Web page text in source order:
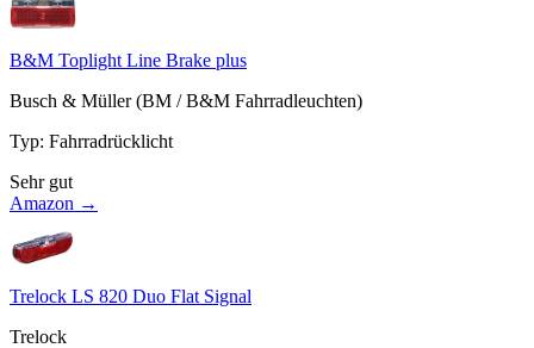
B&M Toplight Line Brake plus
Busch & Müller (BM / B&M Fahrradleuchten)
Typ: Fahrradrücklicht
Sehr gut
Amazon →
Trelock LS 820 Duo Flat Signal
Trelock